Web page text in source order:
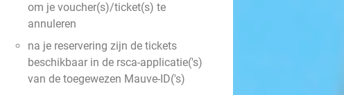
om je voucher(s)/ticket(s) te
annuleren
na je reservering zijn de tickets
beschikbaar in de rsca-applicatie('s)
van de toegewezen Mauve-ID('s)